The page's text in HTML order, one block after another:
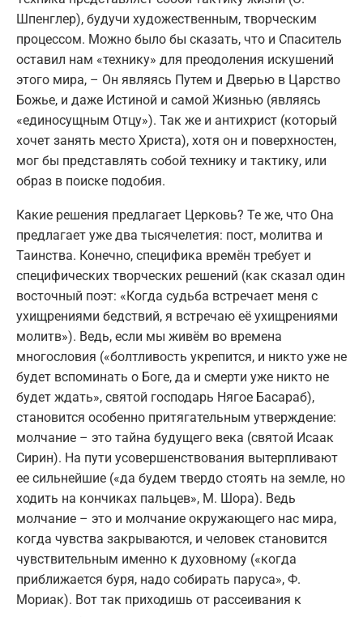
Шпенглер), будучи художественным, творческим
процессом. Можно было бы сказать, что и Спаситель
оставил нам «технику» для преодоления искушений
этого мира, – Он являясь Путем и Дверью в Царство
Божье, и даже Истиной и самой Жизнью (являясь
«единосущным Отцу»). Так же и антихрист (который
хочет занять место Христа), хотя он и поверхностен,
мог бы представлять собой технику и тактику, или
образ в поиске подобия.
Какие решения предлагает Церковь? Те же, что Она
предлагает уже два тысячелетия: пост, молитва и
Таинства. Конечно, специфика времён требует и
специфических творческих решений (как сказал один
восточный поэт: «Когда судьба встречает меня с
ухищрениями бедствий, я встречаю её ухищрениями
молитв»). Ведь, если мы живём во времена
многословия («болтливость укрепится, и никто уже не
будет вспоминать о Боге, да и смерти уже никто не
будет ждать», святой господарь Нягое Басараб),
становится особенно притягательным утверждение:
молчание – это тайна будущего века (святой Исаак
Сирин). На пути усовершенствования вытерпливают
ее сильнейшие («да будем твердо стоять на земле, но
ходить на кончиках пальцев», M. Шора). Ведь
молчание – это и молчание окружающего нас мира,
когда чувства закрываются, и человек становится
чувствительным именно к духовному («когда
приближается буря, надо собирать паруса», Ф.
Мориак). Вот так приходишь от рассеивания к